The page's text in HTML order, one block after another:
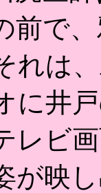
前で
れは
に井
レビ
が映